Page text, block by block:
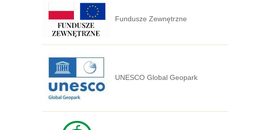
Fundusze Zewnętrzne
UNESCO Global Geopark